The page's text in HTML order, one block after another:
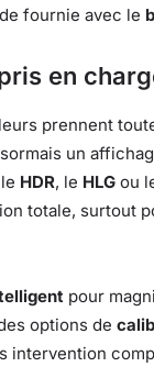
fournie avec le
en
prennent
un
HDR, le HLG ou
totale, surtout
pour
options de
intervention